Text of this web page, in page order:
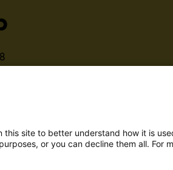
vierailijoiden ja
Helvarin
älykkäitä ympäristöjä,
muiden järjestelmien kanssa.
avoimet ja joustavat
site to better understand how it is
or you can decline them all. For